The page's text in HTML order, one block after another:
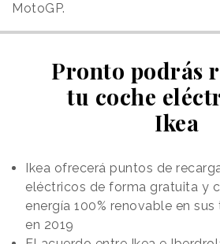
MotoGP.
Pronto podrás
tu coche
Ikea
Ikea ofrecerá puntos de
eléctricos de forma gratuita y
energía 100% renovable en
en 2019